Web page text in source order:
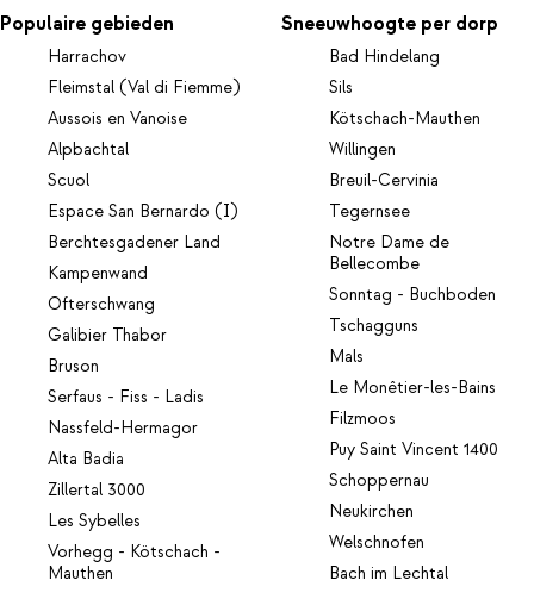
Populaire gebieden
Harrachov
Fleimstal (Val di Fiemme)
Aussois en Vanoise
Alpbachtal
Scuol
Espace San Bernardo (I)
Berchtesgadener Land
Kampenwand
Ofterschwang
Galibier Thabor
Bruson
Serfaus - Fiss - Ladis
Nassfeld-Hermagor
Alta Badia
Zillertal 3000
Les Sybelles
Vorhegg - Kötschach -
Mauthen
Sneeuwhoogte per dorp
Bad Hindelang
Sils
Kötschach-Mauthen
Willingen
Breuil-Cervinia
Tegernsee
Notre Dame de
Bellecombe
Sonntag - Buchboden
Tschagguns
Mals
Le Monêtier-les-Bains
Filzmoos
Puy Saint Vincent 1400
Schoppernau
Neukirchen
Welschnofen
Bach im Lechtal